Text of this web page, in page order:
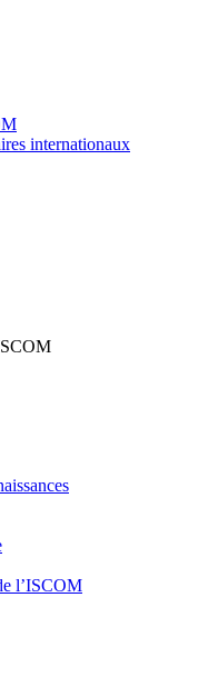
internationaux
l’ISCOM